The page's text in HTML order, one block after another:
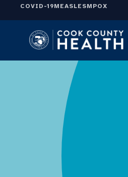
COVID-19MEASLESMPOX